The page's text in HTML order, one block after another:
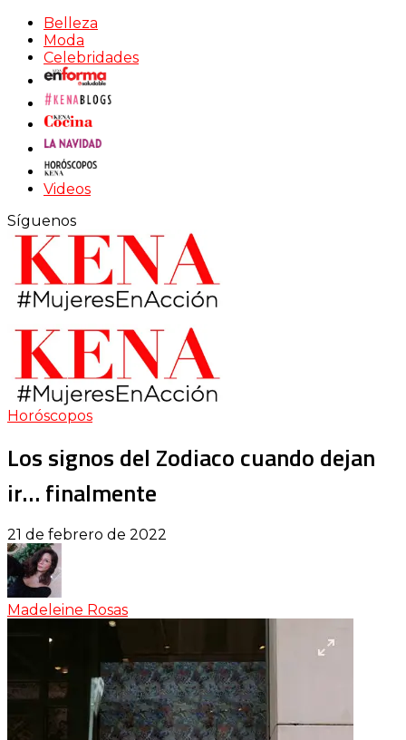
Belleza
Moda
Celebridades
Videos
Síguenos
Horóscopos
Los signos del Zodiaco cuando dejan
ir… finalmente
21 de febrero de 2022
Madeleine Rosas